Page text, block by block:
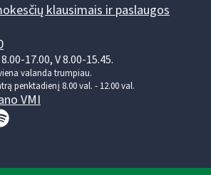
klausimais ir paslaugos
17.00, V 8.00-15.45.
valanda trumpiau.
penktadienį 8.00 val. - 12.00 val.
VMI